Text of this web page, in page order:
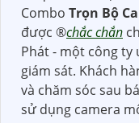
Combo Trọn Bộ
được ®️chắc chắn
Phát - một công
giám sát. Khách
và chăm sóc sau
sử dụng camera